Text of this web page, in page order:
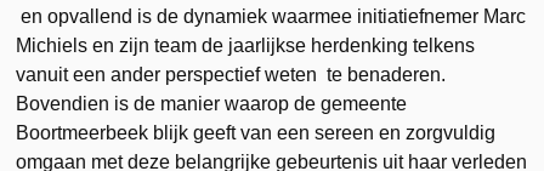
en opvallend is de dynamiek waarmee initiatiefnemer Marc
Michiels en zijn team de jaarlijkse herdenking telkens
vanuit een ander perspectief weten te benaderen.
Bovendien is de manier waarop de gemeente
Boortmeerbeek blijk geeft van een sereen en zorgvuldig
omgaan met deze belangrijke gebeurtenis uit haar verleden